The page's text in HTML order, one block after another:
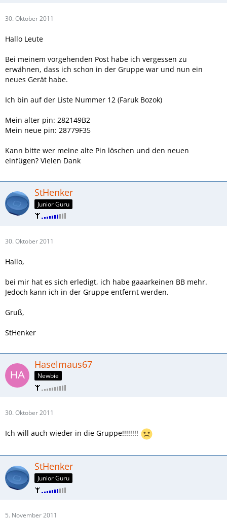
30. Oktober 2011
Hallo Leute
Bei meinem vorgehenden Post habe ich vergessen zu
erwähnen, dass ich schon in der Gruppe war und nun ein
neues Gerät habe.
Ich bin auf der Liste Nummer 12 (Faruk Bozok)
Mein alter pin: 282149B2
Mein neue pin: 28779F35
Kann bitte wer meine alte Pin löschen und den neuen
einfügen? Vielen Dank
StHenker
Junior Guru
30. Oktober 2011
Hallo,
bei mir hat es sich erledigt, ich habe gaaarkeinen BB mehr.
Jedoch kann ich in der Gruppe entfernt werden.
Gruß,
StHenker
Haselmaus67
Newbie
30. Oktober 2011
Ich will auch wieder in die Gruppe!!!!!!!!
StHenker
Junior Guru
5. November 2011